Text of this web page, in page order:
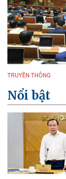
TRUYỀN THÔNG
Nổi bật